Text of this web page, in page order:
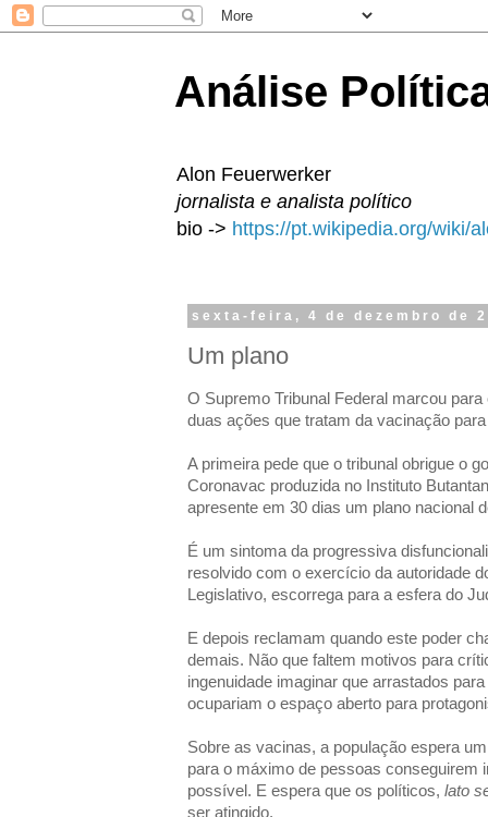
Análise
Alon Feuerwerker
jornalista e analista político
bio -> https://pt.wikipedia.org/wiki/
sexta-feira, 4 de dezembro de
Um plano
O Supremo Tribunal Federal marcou
duas ações que tratam da vacinação
A primeira pede que o tribunal obrigue o
Coronavac produzida no Instituto
apresente em 30 dias um plano nacional
É um sintoma da progressiva
resolvido com o exercício da autoridade
Legislativo, escorrega para a esfera do
E depois reclamam quando este poder
demais. Não que faltem motivos para
ingenuidade imaginar que arrastados
ocupariam o espaço aberto para
Sobre as vacinas, a população espera
para o máximo de pessoas conseguirem
possível. E espera que os políticos, lato
ser atingido.